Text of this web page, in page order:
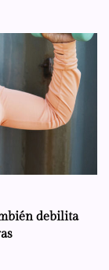
debilita